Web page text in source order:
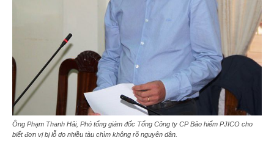
Ông Phạm Thanh Hải, Phó tổng giám đốc Tổng Công ty CP Bảo hiểm PJICO cho
biết đơn vị bị lỗ do nhiều tàu chìm không rõ nguyên dân.